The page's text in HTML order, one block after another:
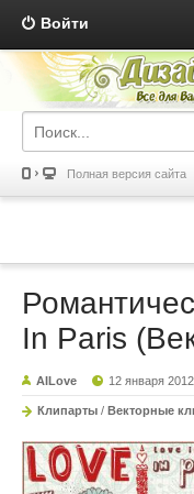
Войти
Полная версия сайта
In Paris
AILove 12 января 2012
Клипарты / Векторные